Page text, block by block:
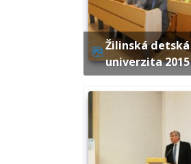
Žilinská detská
univerzita 2015